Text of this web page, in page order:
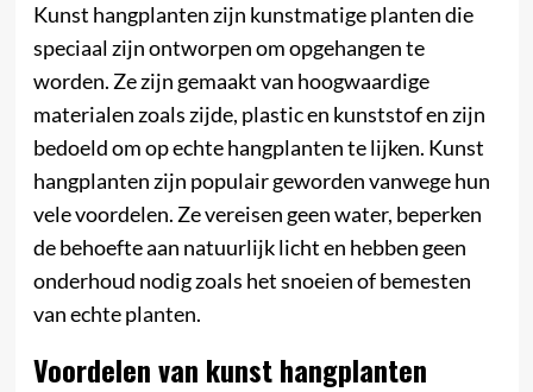
Kunst hangplanten zijn kunstmatige planten die
speciaal zijn ontworpen om opgehangen te
worden. Ze zijn gemaakt van hoogwaardige
materialen zoals zijde, plastic en kunststof en zijn
bedoeld om op echte hangplanten te lijken. Kunst
hangplanten zijn populair geworden vanwege hun
vele voordelen. Ze vereisen geen water, beperken
de behoefte aan natuurlijk licht en hebben geen
onderhoud nodig zoals het snoeien of bemesten
van echte planten.
Voordelen van kunst hangplanten